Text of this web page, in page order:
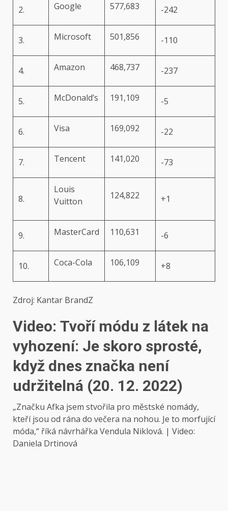
2. Google 577,683 -242
3. Microsoft 501,856 -110
4. Amazon 468,737 -237
5. McDonald’s 191,109 -5
6. Visa 169,092 -22
7. Tencent 141,020 -73
8.
Louis
Vuitton
124,822 +1
9. MasterCard 110,631 -6
10. Coca-Cola 106,109 +8
Zdroj: Kantar BrandZ
Video: Tvoří módu z látek na
vyhození: Je skoro sprosté,
když dnes značka není
udržitelná (20. 12. 2022)
„Značku Afka jsem stvořila pro městské nomády,
kteří jsou od rána do večera na nohou. Je to morfující
móda,“ říká návrhářka Vendula Niklová. | Video:
Daniela Drtinová